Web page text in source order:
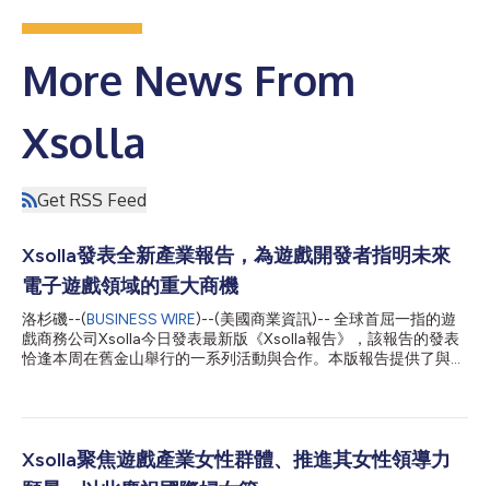
More News From
Xsolla
Get RSS Feed
Xsolla發表全新產業報告，為遊戲開發者指明未來
電子遊戲領域的重大商機
洛杉磯--(BUSINESS WIRE)--(美國商業資訊)-- 全球首屈一指的遊
戲商務公司Xsolla今日發表最新版《Xsolla報告》，該報告的發表
恰逢本周在舊金山舉行的一系列活動與合作。本版報告提供了與數
略、擁抱直接針對玩家的商務模式、進軍高成長全球市場並利用AI
的業務。 Xsolla總裁Chris Hewish表示：「遊戲開發的經濟模式已
經並將在未來持續演變。預算不斷擴大，玩家取得成本飆升，傳統
Xsolla聚焦遊戲產業女性群體、推進其女性領導力